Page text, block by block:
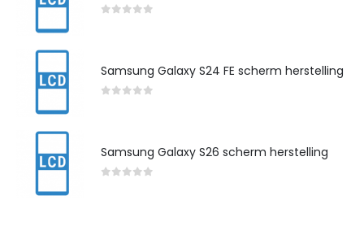
Samsung Galaxy S24 FE scherm herstelling
Samsung Galaxy S26 scherm herstelling